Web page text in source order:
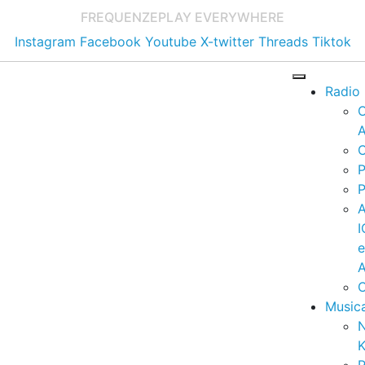
FREQUENZEPLAY EVERYWHERE
Instagram Facebook Youtube X-twitter Threads Tiktok
Radio
e